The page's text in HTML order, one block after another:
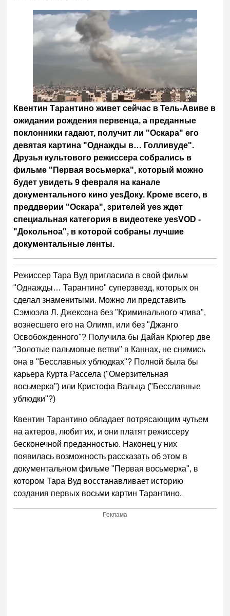
Квентин Тарантино живет сейчас в Тель-Авиве в
ожидании рождения первенца, а преданные
поклонники гадают, получит ли "Оскара" его
девятая картина "Однажды в… Голливуде".
Друзья культового режиссера собрались в
фильме "Первая восьмерка", который можно
будет увидеть 9 февраля на канале
документального кино yesДоку. Кроме всего, в
преддверии "Оскара", зрителей yes ждет
специальная категория в видеотеке yesVOD -
"Докольноа", в которой собраны лучшие
документальные ленты.
Режиссер Тара Вуд пригласила в свой фильм
"Однажды… Тарантино" суперзвезд, которых он
сделал знаменитыми. Можно ли представить
Сэмюэла Л. Джексона без "Криминального чтива",
вознесшего его на Олимп, или без "Джанго
Освобожденного"? Получила бы Дайан Крюгер две
"Золотые пальмовые ветви" в Каннах, не снимись
она в "Бесславных ублюдках"? Полной была бы
карьера Курта Рассела ("Омерзительная
восьмерка") или Кристофа Вальца ("Бесславные
ублюдки"?)
Квентин Тарантино обладает потрясающим чутьем
на актеров, любит их, и они платят режиссеру
бесконечной преданностью. Наконец у них
появилась возможность рассказать об этом в
документальном фильме "Первая восьмерка", в
котором Тара Вуд восстанавливает историю
создания первых восьми картин Тарантино.
Реклама